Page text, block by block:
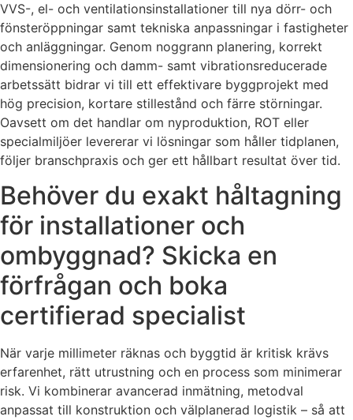
VVS-, el- och ventilationsinstallationer till nya dörr- och
fönsteröppningar samt tekniska anpassningar i fastigheter
och anläggningar. Genom noggrann planering, korrekt
dimensionering och damm- samt vibrationsreducerade
arbetssätt bidrar vi till ett effektivare byggprojekt med
hög precision, kortare stillestånd och färre störningar.
Oavsett om det handlar om nyproduktion, ROT eller
specialmiljöer levererar vi lösningar som håller tidplanen,
följer branschpraxis och ger ett hållbart resultat över tid.
Behöver du exakt håltagning
för installationer och
ombyggnad? Skicka en
förfrågan och boka
certifierad specialist
När varje millimeter räknas och byggtid är kritisk krävs
erfarenhet, rätt utrustning och en process som minimerar
risk. Vi kombinerar avancerad inmätning, metodval
anpassat till konstruktion och välplanerad logistik – så att